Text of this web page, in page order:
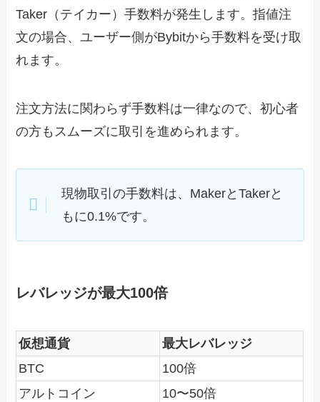
Taker（テイカー）手数料が発生します。指値注
文の場合、ユーザー側がBybitから手数料を受け取
れます。
注文方法に関わらず手数料は一律なので、初心者
の方もスムーズに取引を進められます。
現物取引の手数料は、MakerとTakerと
もに0.1%です。
レバレッジが最大100倍
仮想通貨
最大レバレッジ
BTC
100倍
アルトコイン
10〜50倍